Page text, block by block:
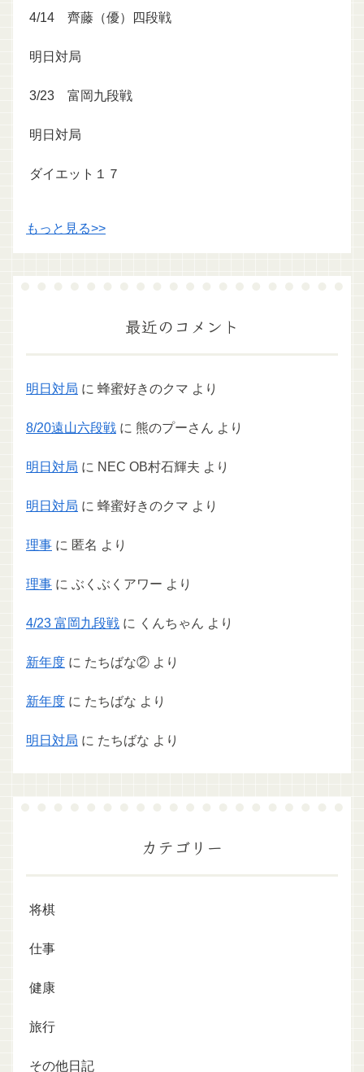
4/14 齊藤（優）四段戦
明日対局
3/23 富岡九段戦
明日対局
ダイエット１７
もっと見る>>
最近のコメント
明日対局 に 蜂蜜好きのクマ より
8/20遠山六段戦 に 熊のプーさん より
明日対局 に NEC OB村石輝夫 より
明日対局 に 蜂蜜好きのクマ より
理事 に 匿名 より
理事 に ぶくぶくアワー より
4/23 富岡九段戦 に くんちゃん より
新年度 に たちばな② より
新年度 に たちばな より
明日対局 に たちばな より
カテゴリー
将棋
仕事
健康
旅行
その他日記